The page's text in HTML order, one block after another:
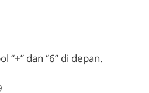
“+” dan “6” di depan.